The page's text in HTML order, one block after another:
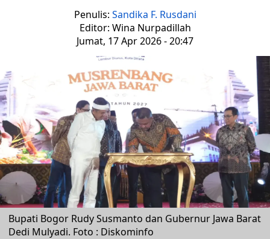
Penulis: Sandika F. Rusdani
Editor: Wina Nurpadillah
Jumat, 17 Apr 2026 - 20:47
Bupati Bogor Rudy Susmanto dan Gubernur Jawa Barat
Dedi Mulyadi. Foto : Diskominfo